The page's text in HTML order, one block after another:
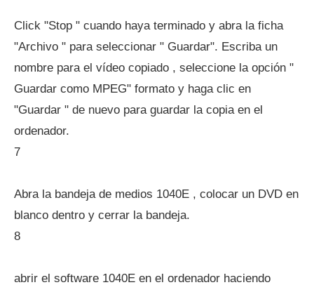
Click "Stop " cuando haya terminado y abra la ficha
"Archivo " para seleccionar " Guardar". Escriba un
nombre para el vídeo copiado , seleccione la opción "
Guardar como MPEG" formato y haga clic en
"Guardar " de nuevo para guardar la copia en el
ordenador.
7
Abra la bandeja de medios 1040E , colocar un DVD en
blanco dentro y cerrar la bandeja.
8
abrir el software 1040E en el ordenador haciendo